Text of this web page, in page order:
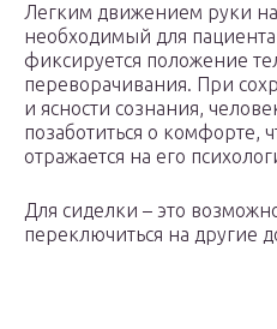
Легким движением руки
необходимый для
фиксируется положение
переворачивания. При
и ясности сознания,
позаботиться о комфорте,
отражается на его
Для сиделки – это
переключиться на другие